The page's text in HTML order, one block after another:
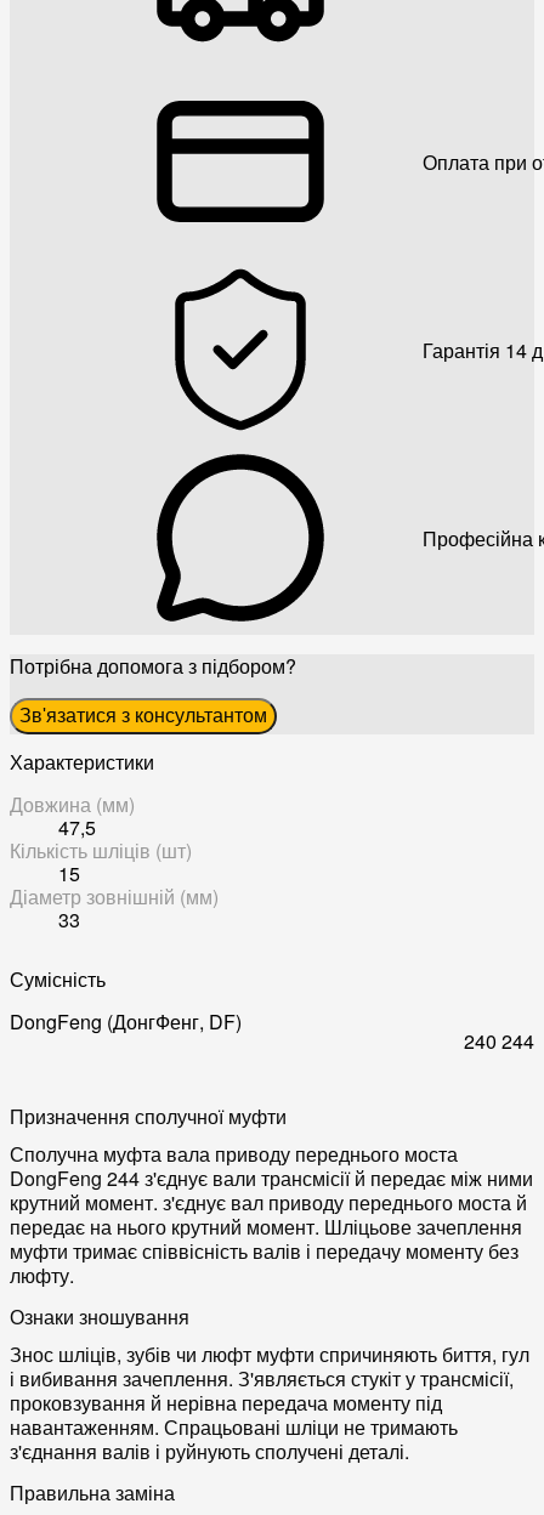
Оплата при
Гарантія 14
Професійна
Потрібна допомога з підбором?
Зв'язатися з консультантом
Характеристики
Довжина (мм)
47,5
Кількість шліців (шт)
15
Діаметр зовнішній (мм)
33
Сумісність
DongFeng (ДонгФенг, DF)
240 244
Призначення сполучної муфти
Сполучна муфта вала приводу переднього моста
DongFeng 244 з'єднує вали трансмісії й передає між ними
крутний момент. з'єднує вал приводу переднього моста й
передає на нього крутний момент. Шліцьове зачеплення
муфти тримає співвісність валів і передачу моменту без
люфту.
Ознаки зношування
Знос шліців, зубів чи люфт муфти спричиняють биття, гул
і вибивання зачеплення. З'являється стукіт у трансмісії,
проковзування й нерівна передача моменту під
навантаженням. Спрацьовані шліци не тримають
з'єднання валів і руйнують сполучені деталі.
Правильна заміна